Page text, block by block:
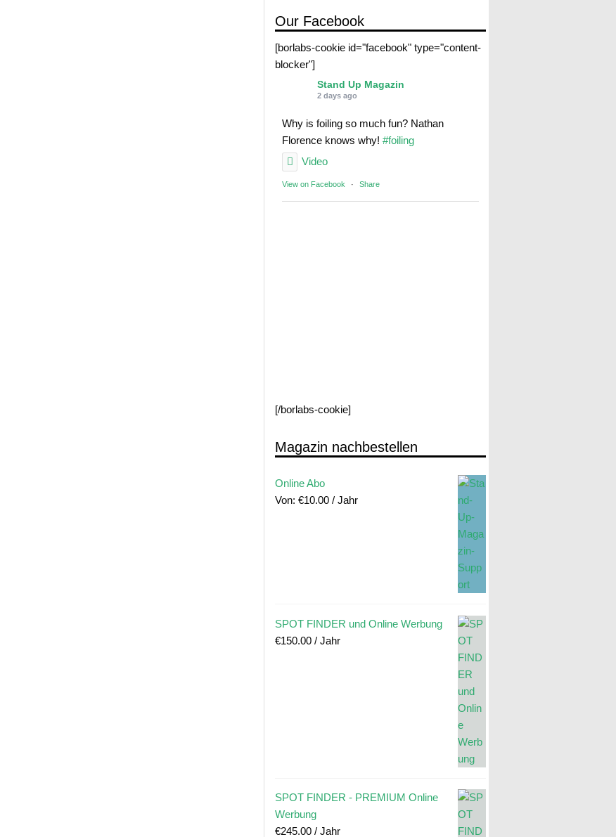
Our Facebook
[borlabs-cookie id="facebook" type="content-
blocker"]
Stand Up Magazin
2 days ago
Why is foiling so much fun? Nathan
Florence knows why! #foiling
Video
View on Facebook · Share
[/borlabs-cookie]
Magazin nachbestellen
Online Abo
Von: €10.00 / Jahr
SPOT FINDER und Online Werbung
€150.00 / Jahr
SPOT FINDER - PREMIUM Online
Werbung
€245.00 / Jahr